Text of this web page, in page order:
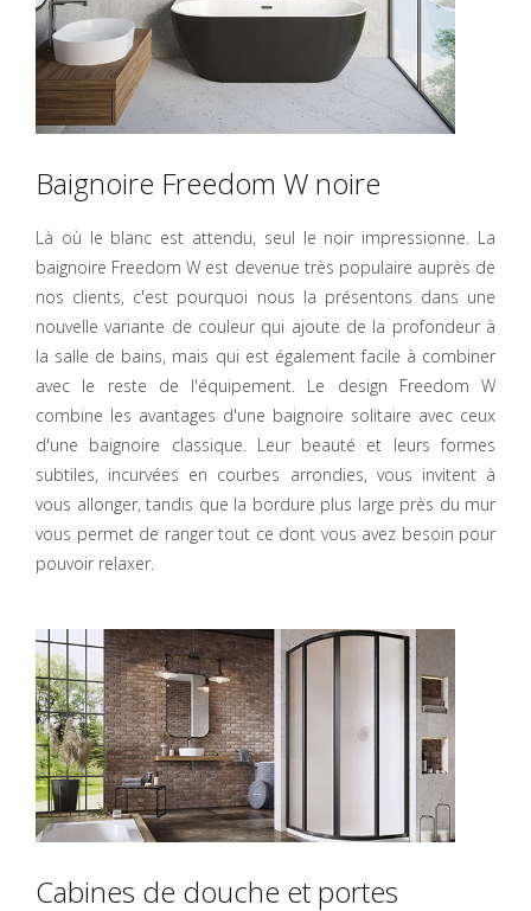
Baignoire Freedom W noire
Là où le blanc est attendu, seul le noir impressionne. La
baignoire Freedom W est devenue très populaire auprès de
nos clients, c'est pourquoi nous la présentons dans une
nouvelle variante de couleur qui ajoute de la profondeur à
la salle de bains, mais qui est également facile à combiner
avec le reste de l'équipement. Le design Freedom W
combine les avantages d'une baignoire solitaire avec ceux
d'une baignoire classique. Leur beauté et leurs formes
subtiles, incurvées en courbes arrondies, vous invitent à
vous allonger, tandis que la bordure plus large près du mur
vous permet de ranger tout ce dont vous avez besoin pour
pouvoir relaxer.
Cabines de douche et portes